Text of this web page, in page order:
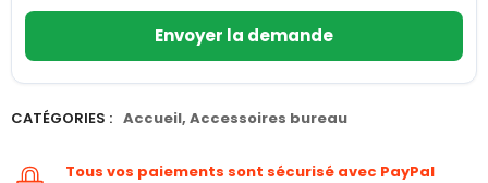
Envoyer la demande
CATÉGORIES : Accueil, Accessoires bureau
Tous vos paiements sont sécurisé avec PayPal